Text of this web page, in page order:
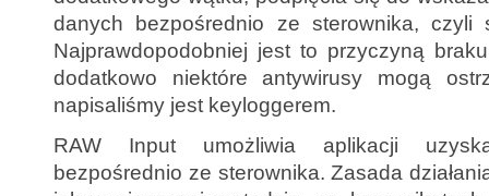
danych bezpośrednio ze sterownika, czyli
Najprawdopodobniej jest to przyczyną
dodatkowo niektóre antywirusy mogą
napisaliśmy jest keyloggerem.
RAW Input umożliwia aplikacji
bezpośrednio ze sterownika. Zasada